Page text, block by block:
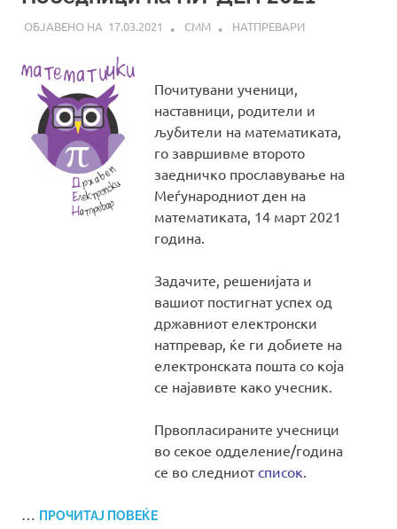
17.03.2021 СММ НАТПРЕВАРИ
Почитувани ученици,
наставници, родители и
љубители на математиката,
го завршивме второто
заедничко прославување на
Меѓународниот ден на
математиката, 14 март 2021
година.
Задачите, решенијата и
вашиот постигнат успех од
државниот електронски
натпревар, ќе ги добиете на
електронската пошта со која
се најавивте како учесник.
Првопласираните учесници
во секое одделение/година
се во следниотсписок
ПРОЧИТАЈ ПОВЕЌЕ